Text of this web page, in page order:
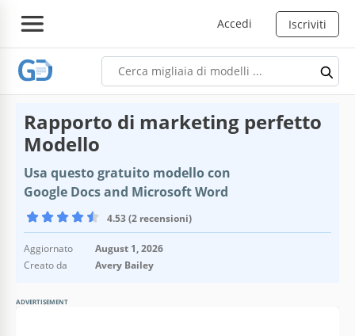
Accedi Iscriviti
Rapporto di marketing perfetto
Modello
Usa questo gratuito modello con
Google Docs and Microsoft Word
4.53 (2 recensioni)
Aggiornato
August 1, 2026
Creato da
Avery Bailey
ADVERTISEMENT